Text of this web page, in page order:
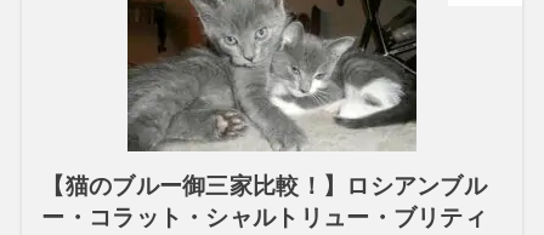
【猫のブルー御三家比較！】ロシアンブル
ー・コラット・シャルトリュー・ブリティ